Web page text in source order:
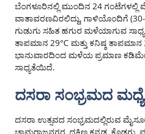
ಬೆಂಗಳೂರಿನಲ್ಲಿ ಮುಂದಿನ 24
ವಾತಾವರಣವಿರಲಿದ್ದು, ಗಾಳಿಯೊಂದಿಗೆ
ಗುಡುಗು ಸಹಿತ ಹಗುರ ಮಳೆಯಾಗುವ
ತಾಪಮಾನ 29°C ಮತ್ತು ಕನಿಷ್ಠ
ಭಾನುವಾರದಿಂದ ಮಳೆಯ ಪ್ರಮಾಣ
ಸಾಧ್ಯತೆಯಿದೆ.
ದಸರಾ ಸಂಭ್ರಮದ
ದಸರಾ ಉತ್ಸವದ ಸಂಭ್ರಮದಲ್ಲಿರುವ
ಚಾಮರಾಜನಗರ, ದಕ್ಷಿಣ ಕನ್ನಡ, ಕೊಡಗು,